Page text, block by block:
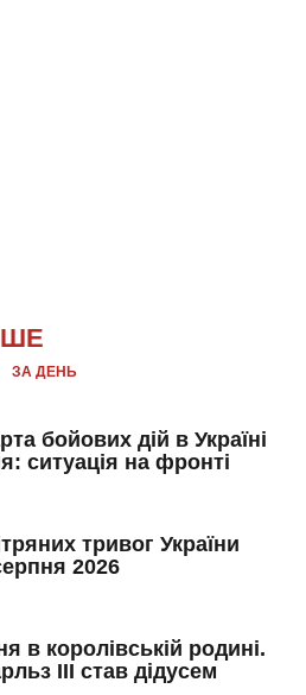
ЗА ДЕНЬ
бойових дій в Україні
ситуація на фронті
тривог України
2026
в королівській родині.
III став дідусем